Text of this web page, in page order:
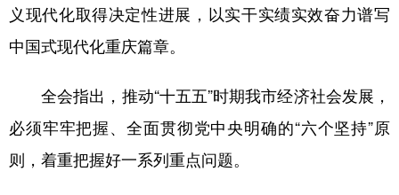
义现代化取得决定性进展，以实干实绩实效奋力谱写
中国式现代化重庆篇章。
全会指出，推动“十五五”时期我市经济社会发展，
必须牢牢把握、全面贯彻党中央明确的“六个坚持”原
则，着重把握好一系列重点问题。